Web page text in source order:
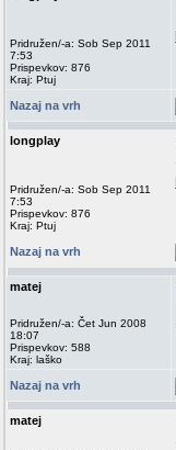
Pridružen/-a: Sob Sep 2011
7:53
Prispevkov: 876
Kraj: Ptuj
Nazaj na vrh
longplay
Pridružen/-a: Sob Sep 2011
7:53
Prispevkov: 876
Kraj: Ptuj
Nazaj na vrh
matej
Pridružen/-a: Čet Jun 2008
18:07
Prispevkov: 588
Kraj: laško
Nazaj na vrh
matej